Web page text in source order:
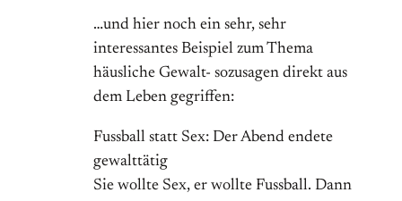
…und hier noch ein sehr, sehr
interessantes Beispiel zum Thema
häusliche Gewalt- sozusagen direkt aus
dem Leben gegriffen:
Fussball statt Sex: Der Abend endete
gewalttätig
Sie wollte Sex, er wollte Fussball. Dann